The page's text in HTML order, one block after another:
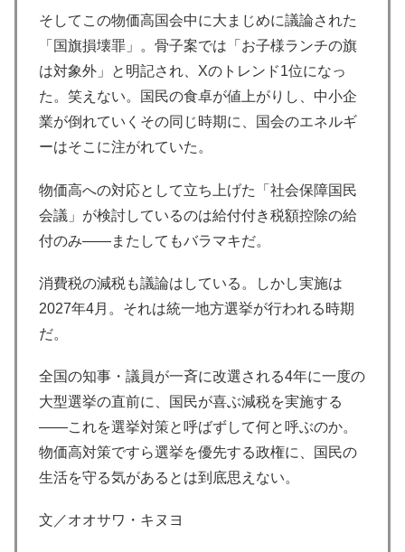
そしてこの物価高国会中に大まじめに議論された
「国旗損壊罪」。骨子案では「お子様ランチの旗
は対象外」と明記され、Xのトレンド1位になっ
た。笑えない。国民の食卓が値上がりし、中小企
業が倒れていくその同じ時期に、国会のエネルギ
ーはそこに注がれていた。
物価高への対応として立ち上げた「社会保障国民
会議」が検討しているのは給付付き税額控除の給
付のみ——またしてもバラマキだ。
消費税の減税も議論はしている。しかし実施は
2027年4月。それは統一地方選挙が行われる時期
だ。
全国の知事・議員が一斉に改選される4年に一度の
大型選挙の直前に、国民が喜ぶ減税を実施する
——これを選挙対策と呼ばずして何と呼ぶのか。
物価高対策ですら選挙を優先する政権に、国民の
生活を守る気があるとは到底思えない。
文／オオサワ・キヌヨ